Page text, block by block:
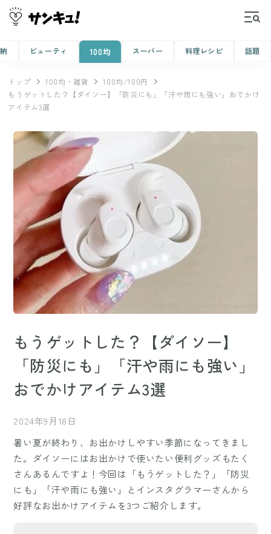
ビューティ 100均 スーパー 料理レシピ 話題
トップ 100均・雑貨
100均/100円
もうゲットした？【ダイソー】「防災にも」「汗や雨にも強い」おでかけ
アイテム3選
もうゲットした？【ダイソー】
「防災にも」「汗や雨にも強い」
おでかけアイテム3選
2024年9月18日
暑い夏が終わり、お出かけしやすい季節になってきまし
た。ダイソーにはお出かけで使いたい便利グッズもたく
さんあるんですよ！今回は「もうゲットした？」「防災
にも」「汗や雨にも強い」とインスタグラマーさんから
好評なお出かけアイテムを3つご紹介します。